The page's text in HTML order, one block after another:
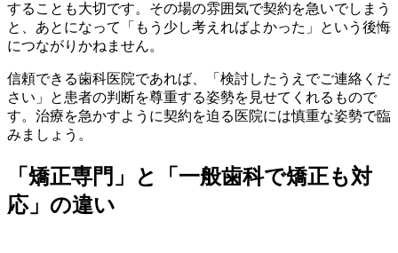
することも大切です。その場の雰囲気で契約を急いでしまう
と、あとになって「もう少し考えればよかった」という後悔
につながりかねません。
信頼できる歯科医院であれば、「検討したうえでご連絡くだ
さい」と患者の判断を尊重する姿勢を見せてくれるもので
す。治療を急かすように契約を迫る医院には慎重な姿勢で臨
みましょう。
「矯正専門」と「一般歯科で矯正も対
応」の違い